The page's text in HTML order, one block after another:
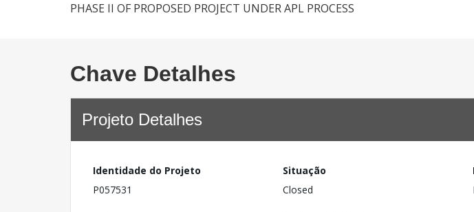
PHASE II OF PROPOSED PROJECT UNDER APL PROCESS
Chave Detalhes
Projeto Detalhes
Identidade do Projeto
P057531
Situação
Closed